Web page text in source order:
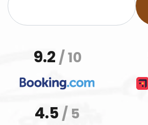
9.2 / 10
4.5 / 5